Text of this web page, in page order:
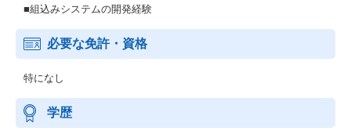
■組込みシステムの開発経験
必要な免許・資格
特になし
学歴